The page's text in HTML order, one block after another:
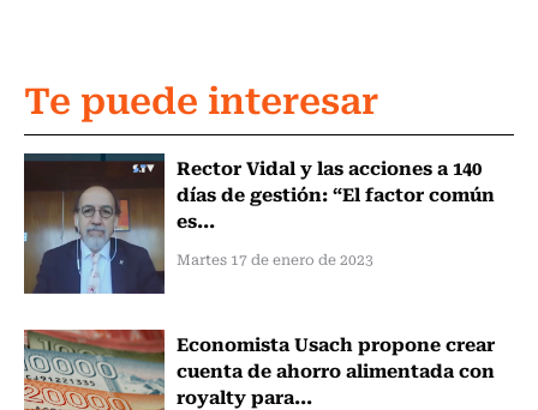
Te puede interesar
Rector Vidal y las acciones a 140
días de gestión: “El factor común
es...
Martes 17 de enero de 2023
Economista Usach propone crear
cuenta de ahorro alimentada con
royalty para...